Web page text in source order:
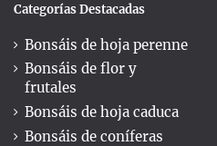
Categorías Destacadas
Bonsáis de hoja perenne
Bonsáis de flor y
frutales
Bonsáis de hoja caduca
Bonsáis de coníferas